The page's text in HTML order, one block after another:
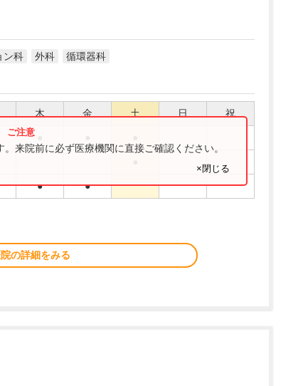
ン科 外科 循環器科
木 金 土 日 祝
● ●
来院前に必ず医療機関に直接ご確認ください。
×閉じる
の詳細をみる